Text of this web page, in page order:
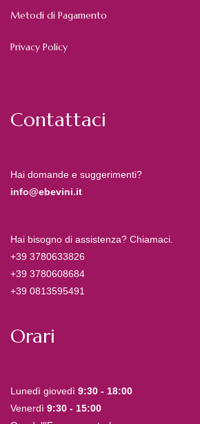
Metodi di Pagamento
Privacy Policy
Contattaci
Hai domande e suggerimenti?
info@ebevini.it
Hai bisogno di assistenza? Chiamaci.
+39 3780633826
+39 3780608684
+39 0813595491
Orari
Lunedì giovedì 9:30 - 18:00
Venerdì 9:30 - 15:00